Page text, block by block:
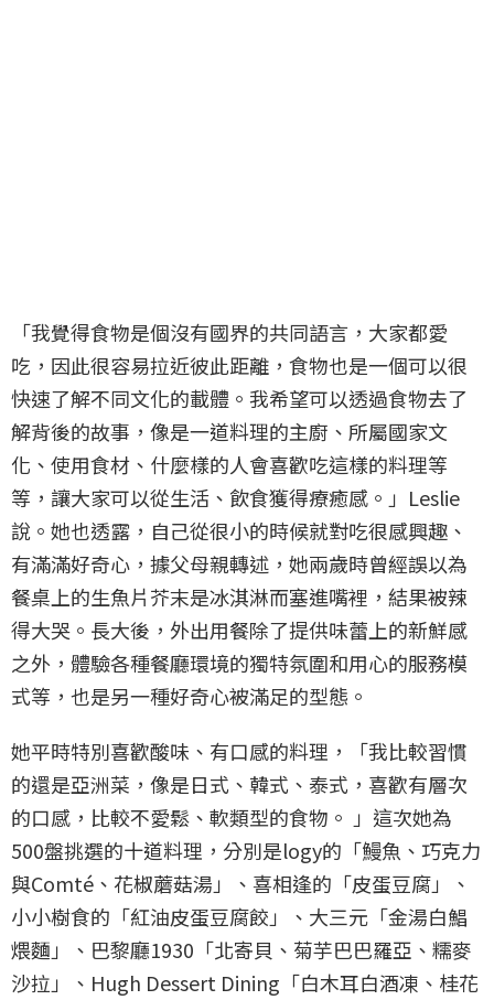
「我覺得食物是個沒有國界的共同語言，大家都愛
吃，因此很容易拉近彼此距離，食物也是一個可以很
快速了解不同文化的載體。我希望可以透過食物去了
解背後的故事，像是一道料理的主廚、所屬國家文
化、使用食材、什麼樣的人會喜歡吃這樣的料理等
等，讓大家可以從生活、飲食獲得療癒感。」Leslie
說。她也透露，自己從很小的時候就對吃很感興趣、
有滿滿好奇心，據父母親轉述，她兩歲時曾經誤以為
餐桌上的生魚片芥末是冰淇淋而塞進嘴裡，結果被辣
得大哭。長大後，外出用餐除了提供味蕾上的新鮮感
之外，體驗各種餐廳環境的獨特氛圍和用心的服務模
式等，也是另一種好奇心被滿足的型態。
她平時特別喜歡酸味、有口感的料理，「我比較習慣
的還是亞洲菜，像是日式、韓式、泰式，喜歡有層次
的口感，比較不愛鬆、軟類型的食物。 」這次她為
500盤挑選的十道料理，分別是logy的「鰻魚、巧克力
與Comté、花椒蘑菇湯」、喜相逢的「皮蛋豆腐」、
小小樹食的「紅油皮蛋豆腐餃」、大三元「金湯白鯧
煨麵」、巴黎廳1930「北寄貝、菊芋巴巴羅亞、糯麥
沙拉」、Hugh Dessert Dining「白木耳白酒凍、桂花